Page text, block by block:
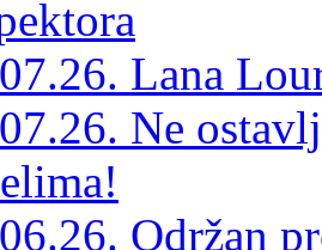
Lana
Ne
Održan